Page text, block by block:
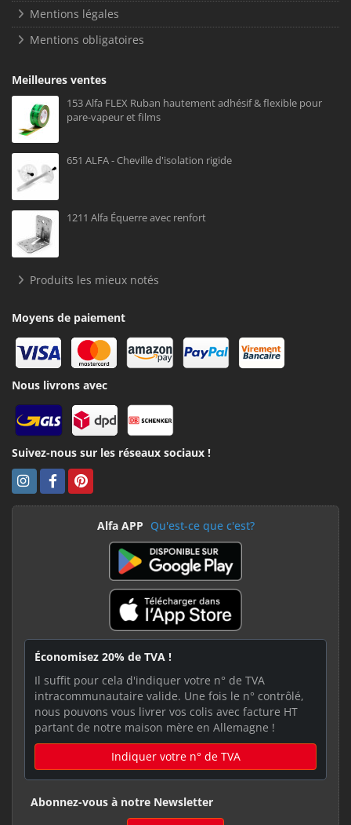
Mentions légales
Mentions obligatoires
Meilleures ventes
153 Alfa FLEX Ruban hautement adhésif & flexible pour
pare-vapeur et films
651 ALFA - Cheville d'isolation rigide
1211 Alfa Équerre avec renfort
Produits les mieux notés
Moyens de paiement
Nous livrons avec
Suivez-nous sur les réseaux sociaux !
Alfa APP Qu'est-ce que c'est?
Économisez 20% de TVA !
Il suffit pour cela d'indiquer votre n° de TVA
intracommunautaire valide. Une fois le n° contrôlé,
nous pouvons vous livrer vos colis avec facture HT
partant de notre maison mère en Allemagne !
Indiquer votre n° de TVA
Abonnez-vous à notre Newsletter